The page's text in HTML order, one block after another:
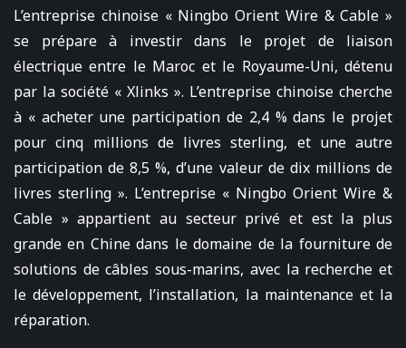
L’entreprise chinoise « Ningbo Orient Wire & Cable »
se prépare à investir dans le projet de liaison
électrique entre le Maroc et le Royaume-Uni, détenu
par la société « Xlinks ». L’entreprise chinoise cherche
à « acheter une participation de 2,4 % dans le projet
pour cinq millions de livres sterling, et une autre
participation de 8,5 %, d’une valeur de dix millions de
livres sterling ». L’entreprise « Ningbo Orient Wire &
Cable » appartient au secteur privé et est la plus
grande en Chine dans le domaine de la fourniture de
solutions de câbles sous-marins, avec la recherche et
le développement, l’installation, la maintenance et la
réparation.